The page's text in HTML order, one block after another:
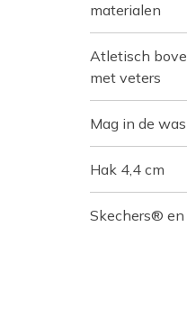
materialen
Atletisch
met veters
Mag in de
Hak 4,4 cm
Skechers®